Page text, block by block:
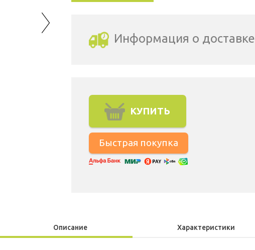
Информация о доставке
КУПИТЬ
Описание Характеристики